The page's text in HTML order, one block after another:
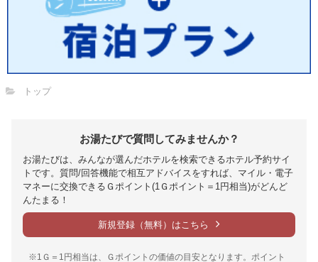
トップ
お湯たびで質問してみませんか？
お湯たびは、みんなが選んだホテルを検索できるホテル予約サイ
トです。質問/回答機能で相互アドバイスをすれば、マイル・電子
マネーに交換できるＧポイント(1Ｇポイント＝1円相当)がどんど
んたまる！
新規登録（無料）はこちら
※1Ｇ＝1円相当は、Ｇポイントの価値の目安となります。ポイント